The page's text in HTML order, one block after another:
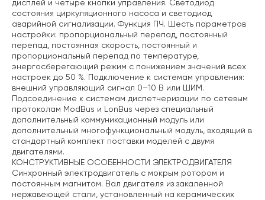
дисплей и четыре кнопки управления. Светодиод
состояния циркуляционного насоса и светодиод
аварийной сигнализации. Функция ПЧ. Шесть параметров
настройки: пропорциональный перепад, постоянный
перепад, постоянная скорость, постоянный и
пропорциональный перепад по температуре,
энергосберегающий режим с понижением значений всех
настроек до 50 %.
Подключение к системам управления:
внешний управляющий сигнал 0–10 В или ШИМ.
Подсоединение к системам диспетчеризации по сетевым
протоколам ModBus и LonBus через специальный
дополнительный коммуникационный модуль или
дополнительный многофункциональный модуль, входящий в
стандартный комплект поставки моделей с двумя
двигателями.
КОНСТРУКТИВНЫЕ ОСОБЕННОСТИ ЭЛЕКТРОДВИГАТЕЛЯ
Синхронный электродвигатель с мокрым ротором и
постоянным магнитом. Вал двигателя из закаленной
нержавеющей стали, установленный на керамических